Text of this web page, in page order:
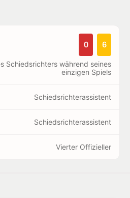
0 6
Schiedsrichters während seines
einzigen Spiels
Schiedsrichterassistent
Schiedsrichterassistent
Vierter Offizieller